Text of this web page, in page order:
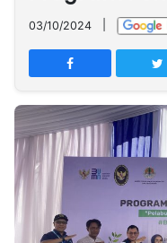
Network
PT
TREETAN
INDONESIA
Partner
Insight
Suara
Time
Lens
Daily
Jogja
Jalan
Rakyat
Idealita
News
Kita
Notice
Dinamikapost.com
Radar
Seedbacklink
03/10/2024